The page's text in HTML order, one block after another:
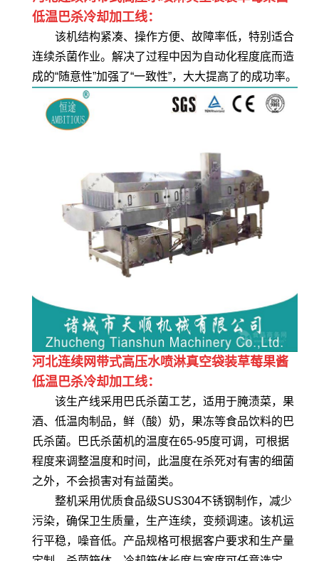
低温巴杀冷却加工线：
该机结构紧凑、操作方便、故障率低，特别适合
连续杀菌作业。解决了过程中因为自动化程度底而造
成的“随意性”加强了“一致性”，大大提高了的成功率。
河北连续网带式高压水喷淋真空袋装草莓果酱
低温巴杀冷却加工线：
该生产线采用巴氏杀菌工艺，适用于腌渍菜，果
酒、低温肉制品，鲜（酸）奶，果冻等食品饮料的巴
氏杀菌。巴氏杀菌机的温度在65-95度可调，可根据
程度来调整温度和时间，此温度在杀死对有害的细菌
之外，不会损害对有益菌类。
整机采用优质食品级SUS304不锈钢制作，减少
污染，确保卫生质量，生产连续，变频调速。该机运
行平稳，噪音低。产品规格可根据客户要求和生产量